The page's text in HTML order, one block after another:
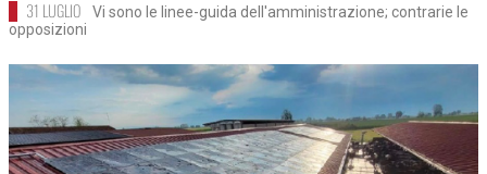
31 LUGLIO
Vi sono le linee-guida dell'amministrazione; contrarie le
opposizioni